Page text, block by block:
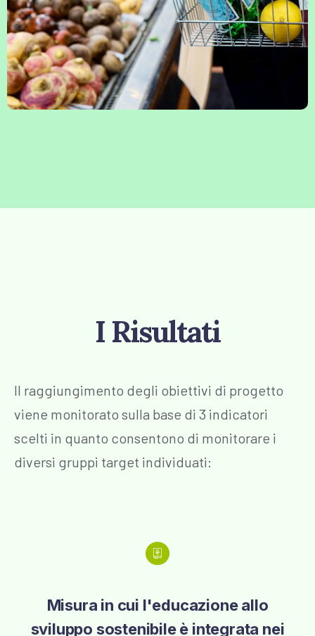
I Risultati
Il raggiungimento degli obiettivi di progetto
viene monitorato sulla base di 3 indicatori
scelti in quanto consentono di monitorare i
diversi gruppi target individuati:
Misura in cui l'educazione allo
sviluppo sostenibile è integrata nei